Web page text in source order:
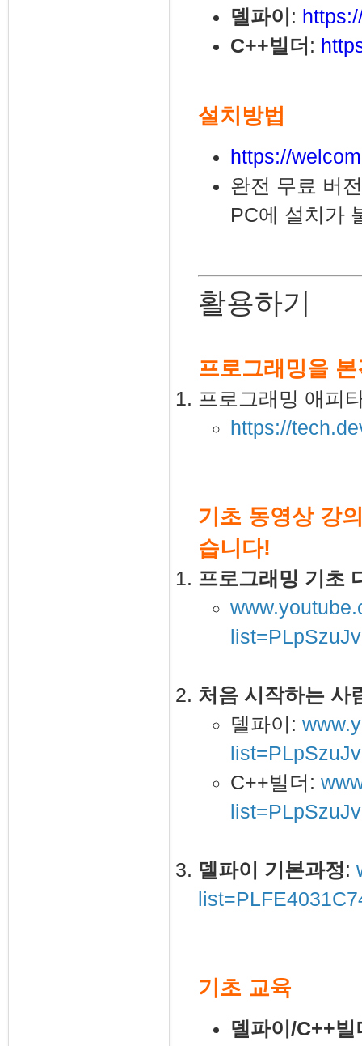
델파이 :
C++빌더 :
설치방법
https://
완전 무료 버
PC에 설치가
활용하기
프로그래밍을
프로그래밍 애피
https://
기초 동영상 강
습니다!
프로그래밍 기초
처음 시작하는 사
델파이:
C++빌더:
델파이 기본과정:
기초 교육
델파이/C++빌